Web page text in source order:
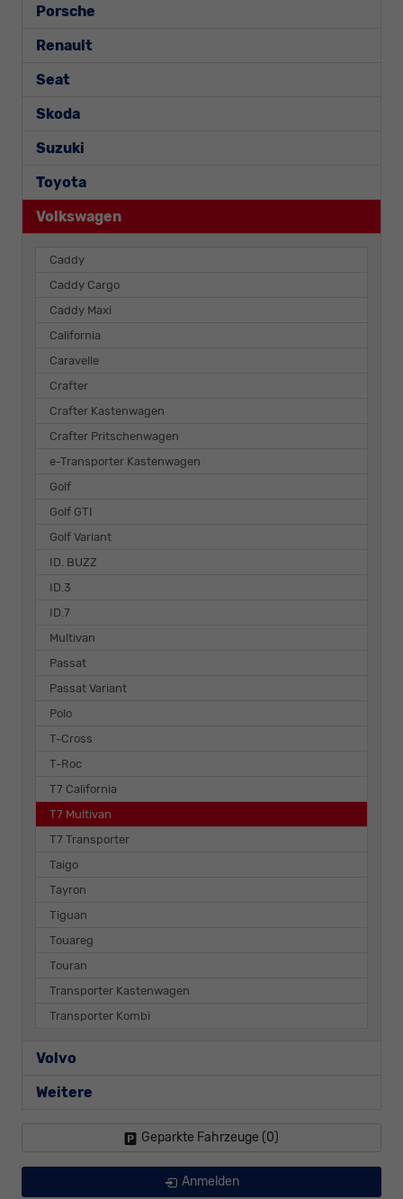
Porsche
Renault
Seat
Skoda
Suzuki
Toyota
Volkswagen
Caddy
Caddy Cargo
Caddy Maxi
California
Caravelle
Crafter
Crafter Kastenwagen
Crafter Pritschenwagen
e-Transporter Kastenwagen
Golf
Golf GTI
Golf Variant
ID. BUZZ
ID.3
ID.7
Multivan
Passat
Passat Variant
Polo
T-Cross
T-Roc
T7 California
T7 Multivan
T7 Transporter
Taigo
Tayron
Tiguan
Touareg
Touran
Transporter Kastenwagen
Transporter Kombi
Volvo
Weitere
Geparkte Fahrzeuge (0)
Anmelden